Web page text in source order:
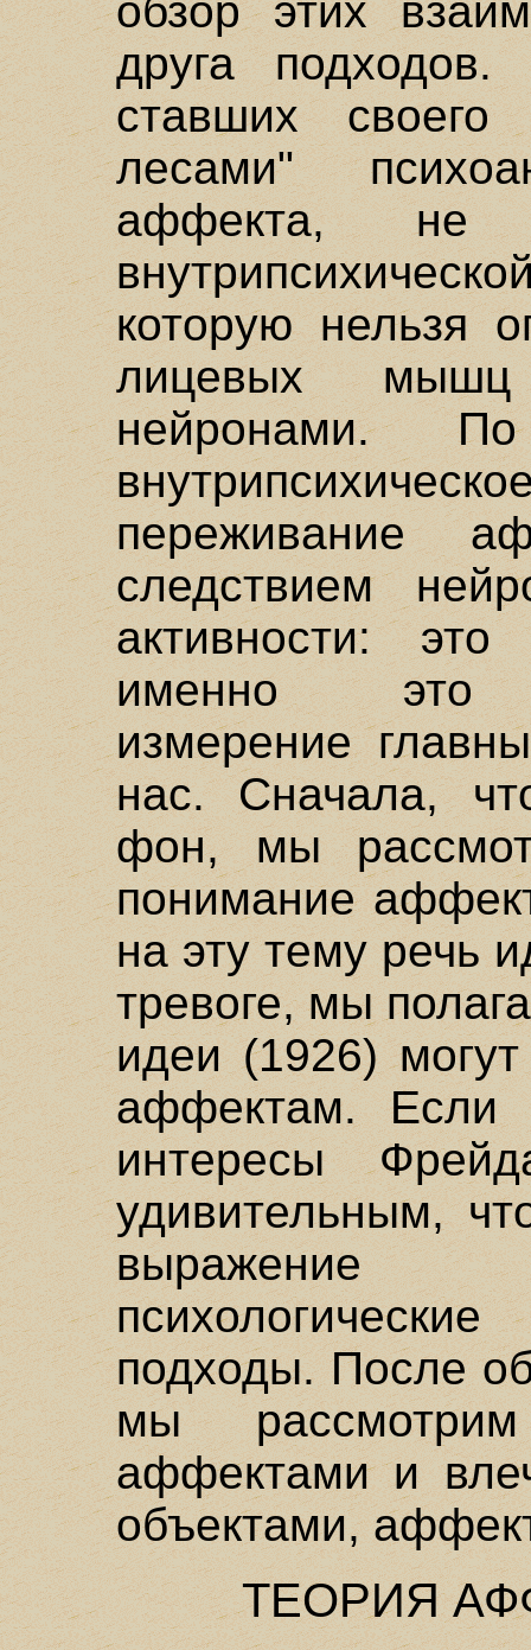
обзор этих
друга
ставших своего
лесами"
аффекта,
которую нельзя
лицевых
нейронами.
переживание
следствием
активности:
именно это
измерение
нас. Сначала,
фон, мы
понимание
на эту тему речь
тревоге, мы
идеи (1926)
аффектам. Если
интересы
удивительным,
подходы. После
мы
аффектами и
объектами,
ТЕОРИЯ